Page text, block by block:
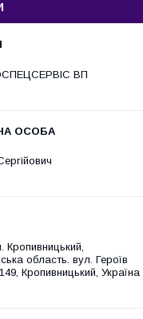
ВП
Кропивницький,
область. вул. Героїв
Кропивницький, Україна